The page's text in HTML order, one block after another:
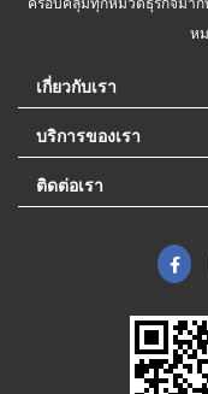
ห
เกี่ยวกับเรา
บริการของเรา
ติดต่อเรา